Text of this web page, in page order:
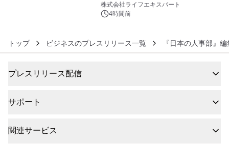
株式会社ライフエキスパート
4時間前
トップ ビジネスのプレスリリース一覧 『日本の人事部』
プレスリリース配信
サポート
関連サービス